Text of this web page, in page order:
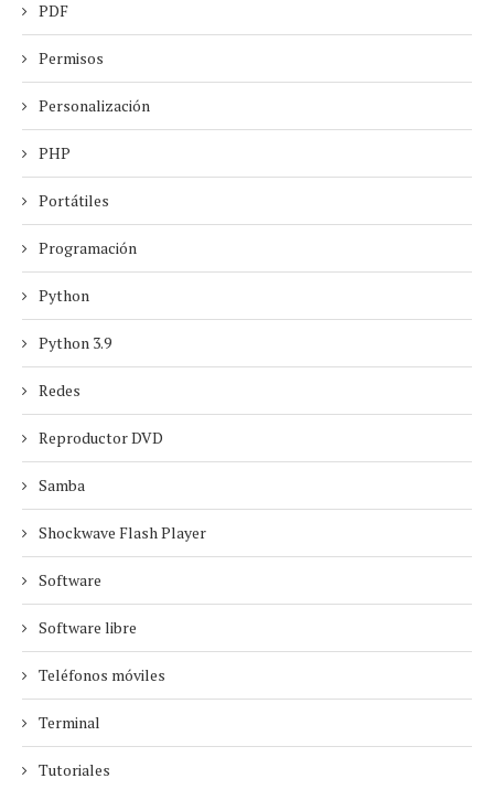
PDF
Permisos
Personalización
PHP
Portátiles
Programación
Python
Python 3.9
Redes
Reproductor DVD
Samba
Shockwave Flash Player
Software
Software libre
Teléfonos móviles
Terminal
Tutoriales